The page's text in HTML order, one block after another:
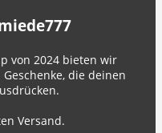
von 2024 bieten wir
die deinen
Versand.